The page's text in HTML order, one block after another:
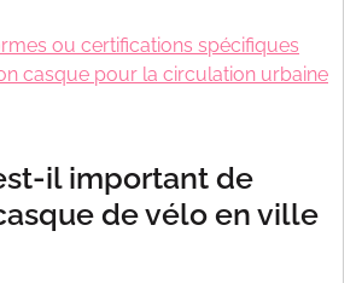
ou certifications spécifiques
casque pour la circulation urbaine
il important de
de vélo en ville